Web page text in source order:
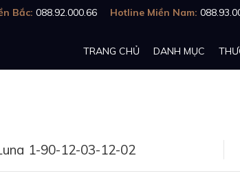
Bắc: 088.92.000.66 Hotline Miền Nam:
TRANG CHỦ DANH MỤC
1-90-12-03-12-02